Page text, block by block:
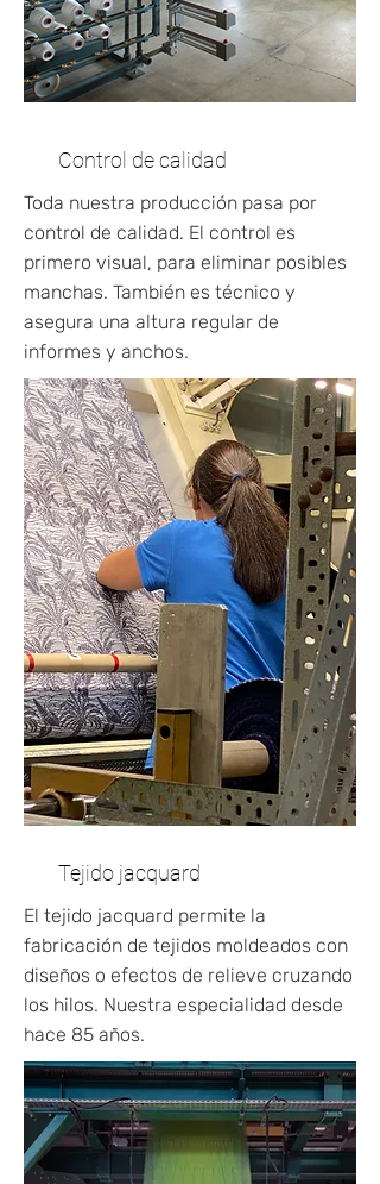
Control de calidad
Toda nuestra producción pasa por
control de calidad. El control es
primero visual, para eliminar posibles
manchas. También es técnico y
asegura una altura regular de
informes y anchos.
Tejido jacquard
El tejido jacquard permite la
fabricación de tejidos moldeados con
diseños o efectos de relieve cruzando
los hilos. Nuestra especialidad desde
hace 85 años.